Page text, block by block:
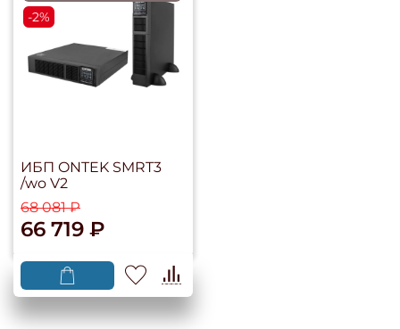
-2%
ИБП ONTEK SMRT3
/wo V2
68 081 ₽
66 719 ₽